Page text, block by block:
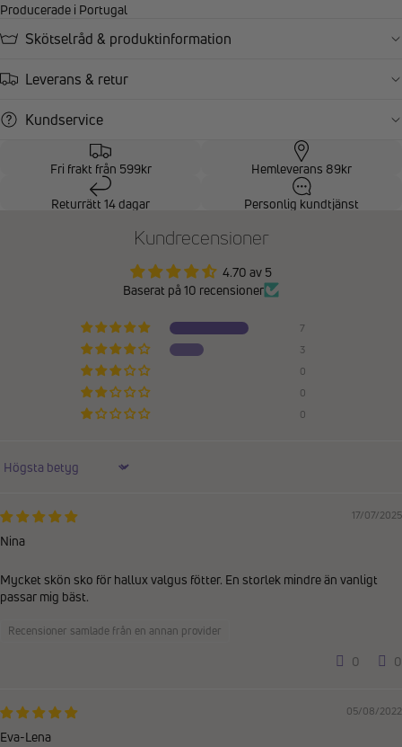
Producerade i Portugal
Skötselråd & produktinformation
Leverans & retur
Kundservice
Fri frakt från 599kr Hemleverans 89kr
Returrätt 14 dagar Personlig kundtjänst
Kundrecensioner
4.70 av 5
Baserat på 10 recensioner
7
3
0
0
0
Sort by
17/07/2025
Nina
Mycket skön sko för hallux valgus fötter. En storlek mindre än vanligt
passar mig bäst.
Recensioner samlade från en annan provider
0 0
05/08/2022
Eva-Lena